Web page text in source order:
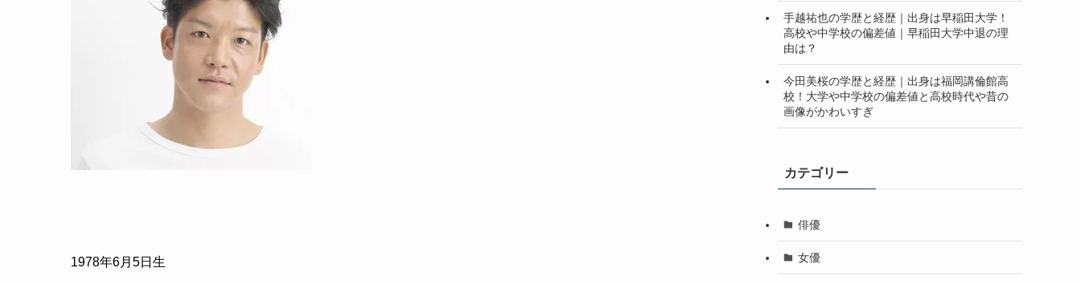
1978年6月 5日生
手越祐也の学歴と経歴｜出身は早稲田大学！
高校や中学校の偏差値｜早稲田大学中退の理
由は？
今田美桜の学歴と経歴｜出身は福岡講倫館高
校！大学や中学校の偏差値と高校時代や昔の
画像がかわいすぎ
カテゴリー
俳優
女優